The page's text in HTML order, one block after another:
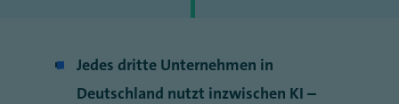
Jedes dritte Unternehmen in
Deutschland nutzt inzwischen KI –